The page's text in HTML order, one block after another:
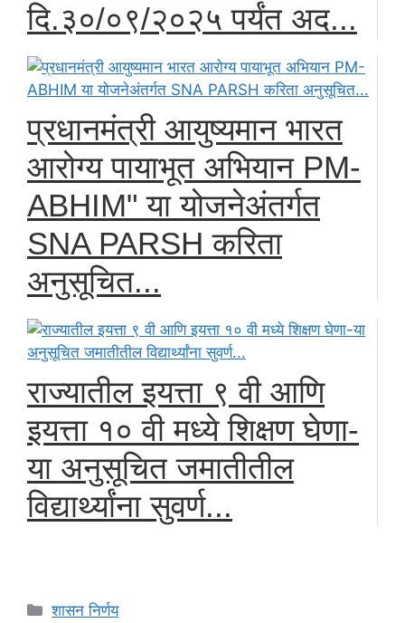
दि.३०/०९/२०२५ पर्यंत अद...
प्रधानमंत्री आयुष्यमान भारत
आरोग्य पायाभूत अभियान PM-
ABHIM" या योजनेअंतर्गत
SNA PARSH करिता
अनुसूचित...
राज्यातील इयत्ता ९ वी आणि
इयत्ता १० वी मध्ये शिक्षण घेणा-
या अनुसूचित जमातीतील
विद्यार्थ्यांना सुवर्ण...
Categories
शासन निर्णय